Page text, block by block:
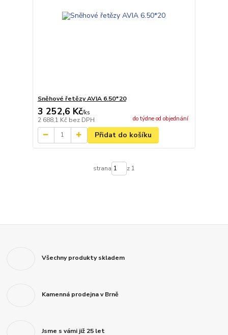
Sněhové řetězy AVIA 6.50*20
3 252,6 Kč/ks
2 688,1 Kč bez DPH do týdne od objednání
Přidat do košíku
strana z 1
Všechny produkty skladem
Kamenná prodejna v Brně
Jsme s vámi již 25 let